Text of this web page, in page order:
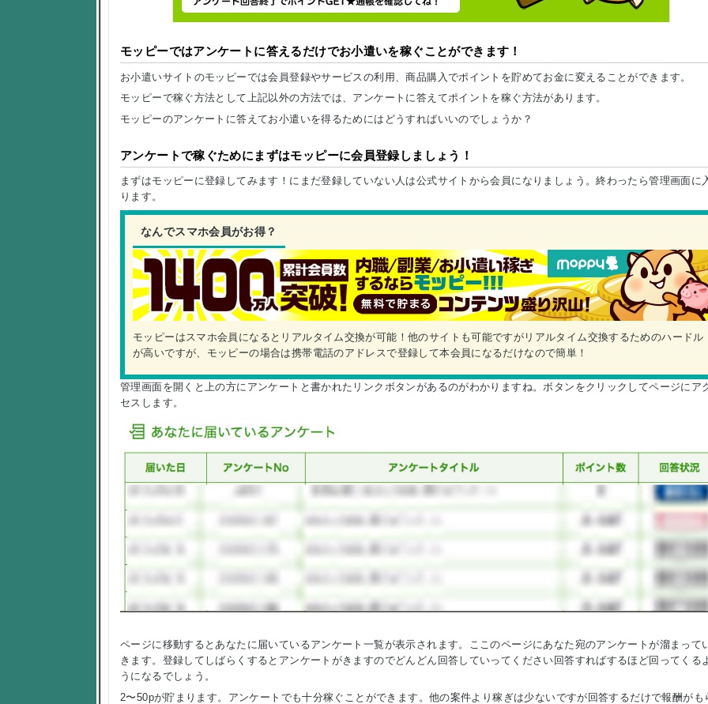
モッピーではアンケートに答えるだけでお小遣いを稼ぐことができます！
お小遣いサイトのモッピーでは会員登録やサービスの利用、商品購入でポイントを貯めてお金に変えることができます。
モッピーで稼ぐ方法として上記以外の方法では、アンケートに答えてポイントを稼ぐ方法があります。
モッピーのアンケートに答えてお小遣いを得るためにはどうすればいいのでしょうか？
アンケートで稼ぐためにまずはモッピーに会員登録しましょう！
まずはモッピーに登録してみます！にまだ登録していない人は公式サイトから会員になりましょう。終わったら管理画面に
ります。
なんでスマホ会員がお得？
モッピーはスマホ会員になるとリアルタイム交換が可能！他のサイトも可能ですがリアルタイム交換するためのハードル
が高いですが、モッピーの場合は携帯電話のアドレスで登録して本会員になるだけなので簡単！
管理画面を開くと上の方にアンケートと書かれたリンクボタンがあるのがわかりますね。ボタンをクリックしてページにア
セスします。
ページに移動するとあなたに届いているアンケート一覧が表示されます。ここのページにあなた宛のアンケートが溜まって
きます。登録してしばらくするとアンケートがきますのでどんどん回答していってください回答すればするほど回ってくる
うになるでしょう。
2〜50pが貯まります。アンケートでも十分稼ぐことができます。他の案件より稼ぎは少ないですが回答するだけで報酬がも